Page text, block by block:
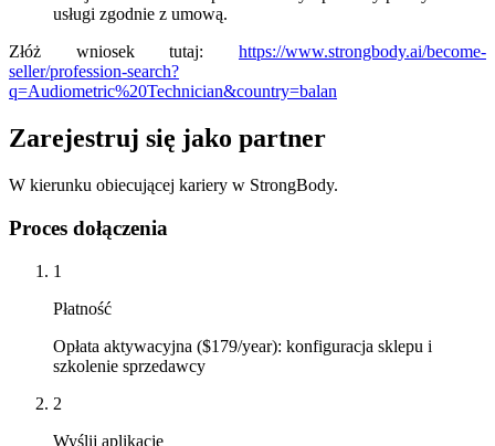
usługi zgodnie z umową.
Złóż wniosek tutaj: https://www.strongbody.ai/become-
seller/profession-search?
q=Audiometric%20Technician&country=balan
Zarejestruj się jako partner
W kierunku obiecującej kariery w StrongBody.
Proces dołączenia
1
Płatność
Opłata aktywacyjna ($179/year): konfiguracja sklepu i
szkolenie sprzedawcy
2
Wyślij aplikację